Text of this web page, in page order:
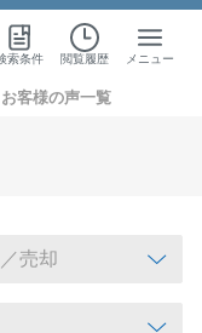
索条件 閲覧履歴 メニュー
お客様の声一覧